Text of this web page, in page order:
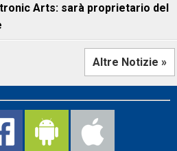
Arts: sarà proprietario del
Altre Notizie »